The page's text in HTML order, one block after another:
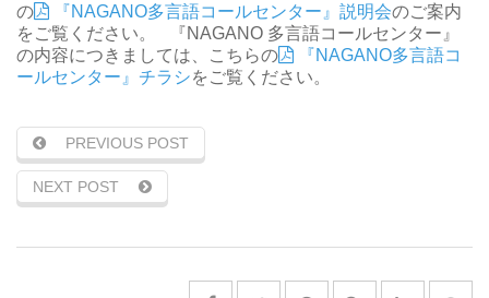
の
『NAGANO多言語コールセンター』説明会のご案内
をご覧ください。
『NAGANO 多言語コールセンター』
の内容につきましては、こちらの
『NAGANO多言語コ
ールセンター』チラシをご覧ください。
PREVIOUS POST
NEXT POST